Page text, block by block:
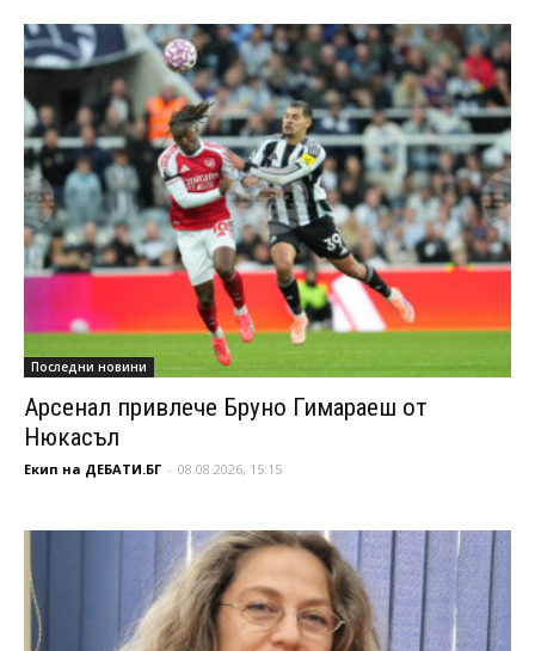
Последни новини
Арсенал привлече Бруно Гимараеш от
Нюкасъл
Екип на ДЕБАТИ.БГ - 08.08.2026, 15:15